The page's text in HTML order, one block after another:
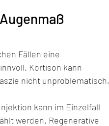
Fällen eine
Kortison kann
nicht unproblematisch,
kann im Einzelfall
werden. Regenerative